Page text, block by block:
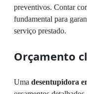
preventivos. Contar
fundamental para
serviço prestado.
Orçamento
Uma desentupidora